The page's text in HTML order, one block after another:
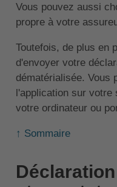
Vous pouvez aussi
propre à votre
Toutefois, de plus en
d'envoyer votre
dématérialisée. Vous
l'application sur votre
votre ordinateur ou
↑ Sommaire